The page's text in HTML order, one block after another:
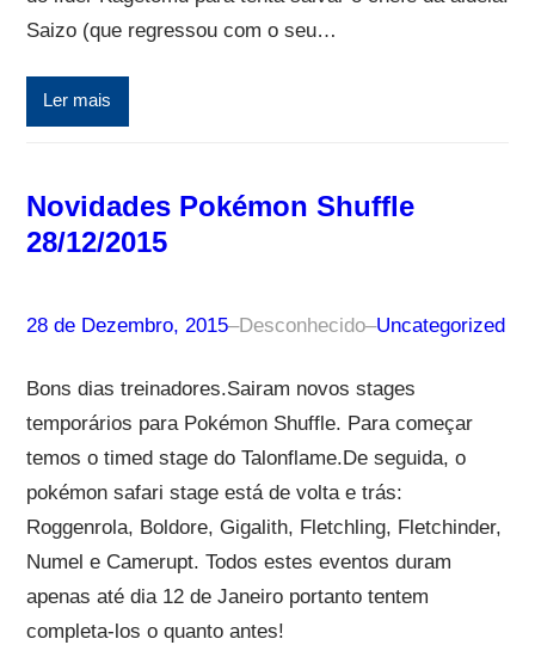
Saizo (que regressou com o seu…
Ler mais
Novidades Pokémon Shuffle
28/12/2015
28 de Dezembro, 2015–Desconhecido–Uncategorized
Bons dias treinadores.Sairam novos stages
temporários para Pokémon Shuffle. Para começar
temos o timed stage do Talonflame.De seguida, o
pokémon safari stage está de volta e trás:
Roggenrola, Boldore, Gigalith, Fletchling, Fletchinder,
Numel e Camerupt. Todos estes eventos duram
apenas até dia 12 de Janeiro portanto tentem
completa-los o quanto antes!